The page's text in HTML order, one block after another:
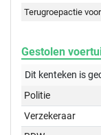
Terugroepactie
Gestolen
Dit kenteken is
Politie
Verzekeraar